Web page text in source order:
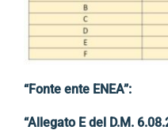
“Fonte ente ENEA”:
“Allegato E del D.M.